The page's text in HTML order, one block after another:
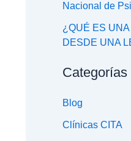
Nacional de
¿QUÉ ES
DESDE UNA
Categorías
Blog
Clínicas CITA